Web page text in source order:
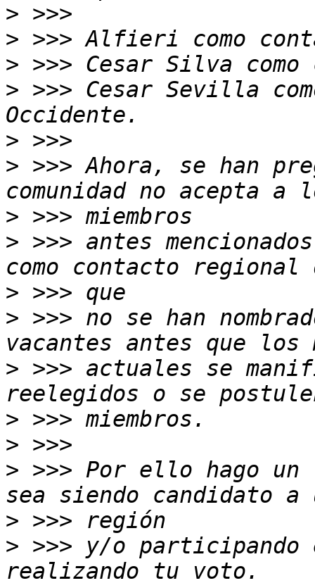
>
>
>
> >>> Cesar Sevilla
>
> >>> Ahora, se han
>
> >>> antes
>
> >>> no se han
> >>> actuales se
>
>
> >>> Por ello hago
>
> >>> y/o